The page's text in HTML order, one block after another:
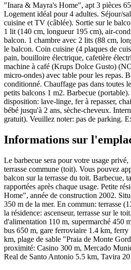
"Inara & Mayra's Home", apt 3 pièces
Logement idéal pour 4 adultes. Séjour/
cuisine et TV (câblée). Sortie sur le
1 lit (140 cm, longueur 195 cm), air-
balcon. 1 chambre avec 2 lits (88 cm,
le balcon. Coin cuisine (4 plaques de
pain, bouilloire électrique, cafetière
machine à café (Krups Dolce Gusto)
micro-ondes) avec table pour les repas.
conditionné. Chauffage pas dans toutes
petits balcons 1 m2. Barbecue
disposition: lave-linge, fer à repasser,
bébé jusqu'à 2 ans, sèche-cheveux.
gratuit). Veuillez noter: pas de parking.
Informations sur
Le barbecue sera pour votre usage
terrasse commune (toit). Vous pouvez
balcon sur la terrasse du toit. Barbecue,
rapportées après chaque usage. Petite
Home", année de construction 2002.
350 m de la mer. En commun: terrasse
la résidence: ascenseur, terrasse sur le
d'alimentation 110 m, supermarché 450
bus 650 m, gare ferroviaire 1.4 km,
km, plage de sable "Praia de Monte
proximité: Casino 300 m, Mercado
Real de Santo Antonio 5.5 km, Tavira